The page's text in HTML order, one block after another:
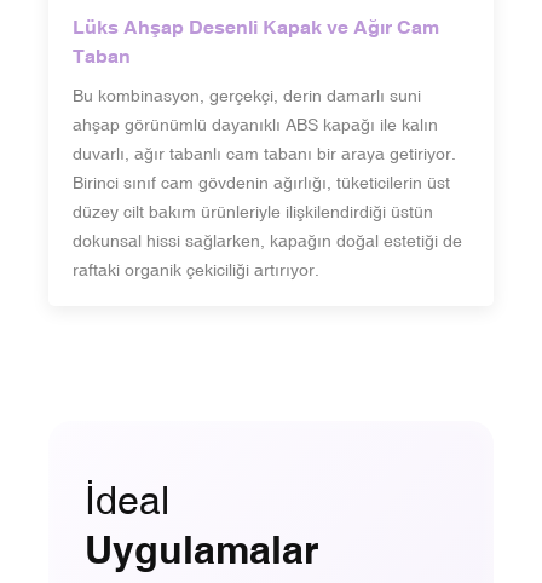
Lüks Ahşap Desenli Kapak ve Ağır Cam
Taban
Bu kombinasyon, gerçekçi, derin damarlı suni
ahşap görünümlü dayanıklı ABS kapağı ile kalın
duvarlı, ağır tabanlı cam tabanı bir araya getiriyor.
Birinci sınıf cam gövdenin ağırlığı, tüketicilerin üst
düzey cilt bakım ürünleriyle ilişkilendirdiği üstün
dokunsal hissi sağlarken, kapağın doğal estetiği de
raftaki organik çekiciliği artırıyor.
İdeal
Uygulamalar